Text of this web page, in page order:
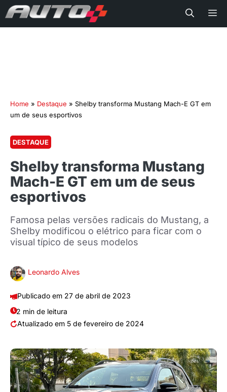
Home » Destaque » Shelby transforma Mustang Mach-E GT em
um de seus esportivos
DESTAQUE
Shelby transforma Mustang
Mach-E GT em um de seus
esportivos
Famosa pelas versões radicais do Mustang, a
Shelby modificou o elétrico para ficar com o
visual típico de seus modelos
Leonardo Alves
27 de abril de 2023
2 min de leitura
5 de fevereiro de 2024